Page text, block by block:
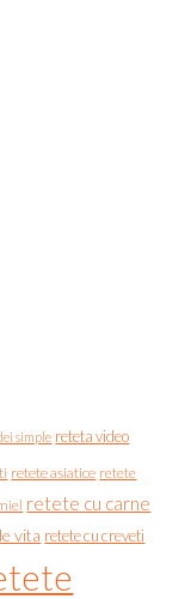
simple reteta video
retete asiatice retete
retete cu carne
vita retete cu creveti